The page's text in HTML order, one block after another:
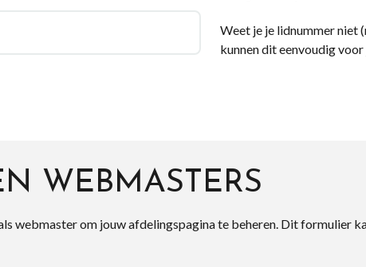
Weet je je lidnummer niet
kunnen dit eenvoudig
WEBMASTERS
webmaster om jouw afdelingspagina te beheren. Dit formulier